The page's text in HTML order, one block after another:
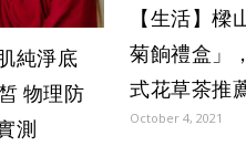
純淨底
物理防
測
【生活】
菊餉禮盒」
式花草茶推
October 4, 2021